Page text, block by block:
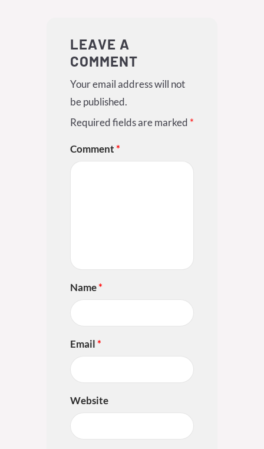
LEAVE A
COMMENT
Your email address will not
be published.
Required fields are marked *
Comment*
Name*
Email*
Website